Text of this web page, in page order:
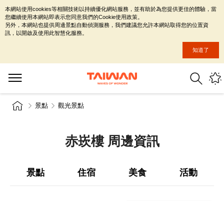
景點 觀光景點
赤崁樓 周邊資訊
景點 住宿 美食 活動
本網站使用cookies等相關技術以持續優化網站服務，並有助於為您提供更佳的體驗，當
您繼續使用本網站即表示您同意我們的Cookie使用政策。
另外，本網站也提供周邊景點自動偵測服務，我們建議您允許本網站取得您的位置資
訊，以開啟及使用此智慧化服務。
知道了